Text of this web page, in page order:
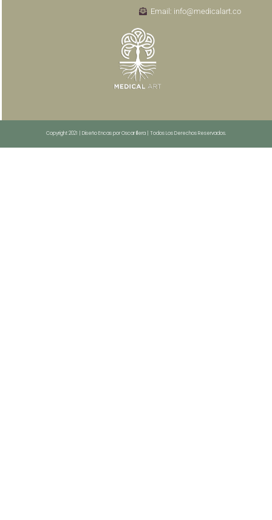
Email: info@medicalart.co
Copyright 2021 | Diseño Encas por Oscar Illera | Todos Los Derechos Reservados.